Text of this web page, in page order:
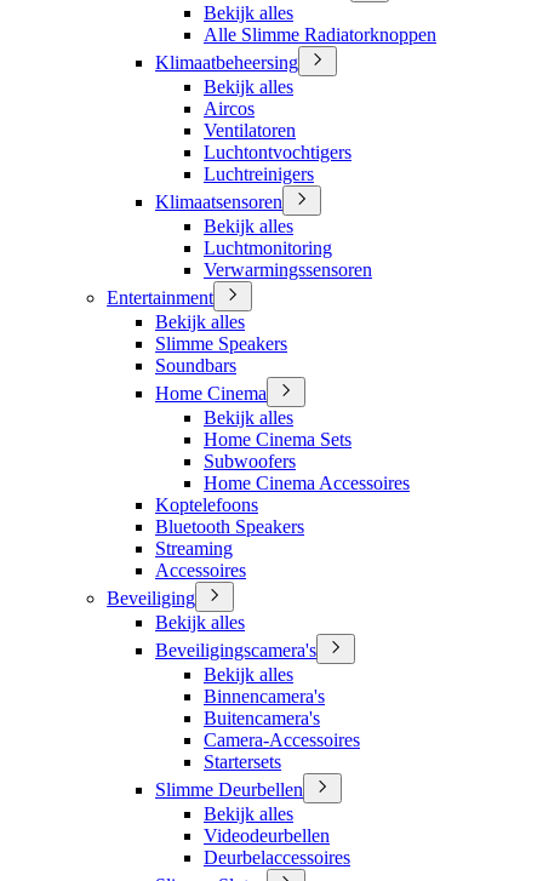
Bekijk alles
Alle Slimme Radiatorknoppen
Klimaatbeheersing
Bekijk alles
Aircos
Ventilatoren
Luchtontvochtigers
Luchtreinigers
Klimaatsensoren
Bekijk alles
Luchtmonitoring
Verwarmingssensoren
Entertainment
Bekijk alles
Slimme Speakers
Soundbars
Home Cinema
Bekijk alles
Home Cinema Sets
Subwoofers
Home Cinema Accessoires
Koptelefoons
Bluetooth Speakers
Streaming
Accessoires
Beveiliging
Bekijk alles
Beveiligingscamera's
Bekijk alles
Binnencamera's
Buitencamera's
Camera-Accessoires
Startersets
Slimme Deurbellen
Bekijk alles
Videodeurbellen
Deurbelaccessoires